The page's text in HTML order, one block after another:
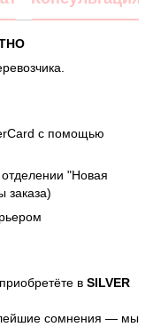
с помощью
отделении "Новая
заказа)
в SILVER
сомнения — мы